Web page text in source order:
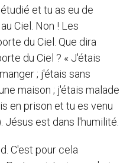
et tu as eu de
Ciel. Non ! Les
du Ciel. Que dira
du Ciel ? « J'étais
; j'étais sans
maison ; j'étais malade
en prison et tu es venu
Jésus est dans l'humilité.
C'est pour cela